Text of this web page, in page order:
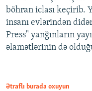
böhran iclası keçirib.
insanı evlərindən
Press" yanğınların
əlamətlərinin də
Ətraflı burada oxuyun